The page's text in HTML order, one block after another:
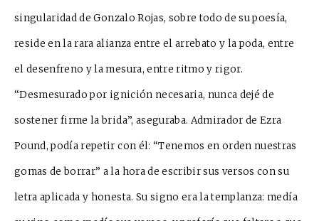
singularidad deGonzalo Rojas, sobre todo de su poesía,
reside en la rara alianza entre el arrebato y la poda, entre
el desenfreno y la mesura, entre ritmo y rigor.
“Desmesurado por ignición necesaria, nunca dejé de
sostener firme la brida”, aseguraba. Admirador de Ezra
Pound, podía repetir con él: “Tenemos en orden nuestras
gomas de borrar” a la hora de escribir sus versos con su
letra aplicada y honesta. Su signo era latemplanza: medía